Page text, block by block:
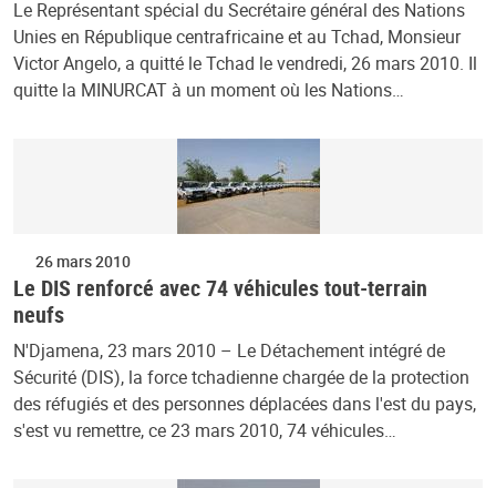
Le Représentant spécial du Secrétaire général des Nations
Unies en République centrafricaine et au Tchad, Monsieur
Victor Angelo, a quitté le Tchad le vendredi, 26 mars 2010. Il
quitte la MINURCAT à un moment où les Nations…
26 mars 2010
Le DIS renforcé avec 74 véhicules tout-terrain
neufs
N'Djamena, 23 mars 2010 – Le Détachement intégré de
Sécurité (DIS), la force tchadienne chargée de la protection
des réfugiés et des personnes déplacées dans l'est du pays,
s'est vu remettre, ce 23 mars 2010, 74 véhicules…